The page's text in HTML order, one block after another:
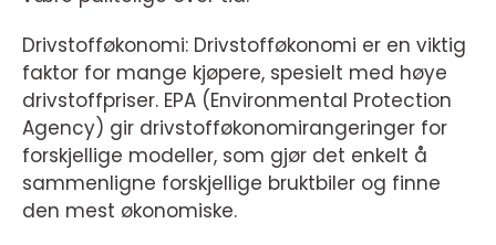
Drivstofføkonomi: Drivstofføkonomi er en viktig
faktor for mange kjøpere, spesielt med høye
drivstoffpriser. EPA (Environmental Protection
Agency) gir drivstofføkonomirangeringer for
forskjellige modeller, som gjør det enkelt å
sammenligne forskjellige bruktbiler og finne
den mest økonomiske.